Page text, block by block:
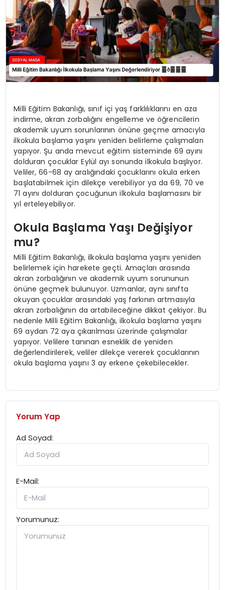
Milli Eğitim Bakanlığı, sınıf içi yaş farklılıklarını en aza
indirme, akran zorbalığını engelleme ve öğrencilerin
akademik uyum sorunlarının önüne geçme amacıyla
ilkokula başlama yaşını yeniden belirleme çalışmaları
yapıyor. Şu anda mevcut eğitim sisteminde 69 ayını
dolduran çocuklar Eylül ayı sonunda ilkokula başlıyor.
Veliler, 66-68 ay aralığındaki çocuklarını okula erken
başlatabilmek için dilekçe verebiliyor ya da 69, 70 ve
71 ayını dolduran çocuğunun ilkokula başlamasını bir
yıl erteleyebiliyor.
Okula Başlama Yaşı Değişiyor
mu?
Milli Eğitim Bakanlığı, ilkokula başlama yaşını yeniden
belirlemek için harekete geçti. Amaçları arasında
akran zorbalığının ve akademik uyum sorununun
önüne geçmek bulunuyor. Uzmanlar, aynı sınıfta
okuyan çocuklar arasındaki yaş farkının artmasıyla
akran zorbalığının da artabileceğine dikkat çekiyor. Bu
nedenle Milli Eğitim Bakanlığı, ilkokula başlama yaşını
69 aydan 72 aya çıkarılması üzerinde çalışmalar
yapıyor. Velilere tanınan esneklik de yeniden
değerlendirilerek, veliler dilekçe vererek çocuklarının
okula başlama yaşını 3 ay erkene çekebilecekler.
Yorum Yap
Ad Soyad:
E-Mail:
Yorumunuz: